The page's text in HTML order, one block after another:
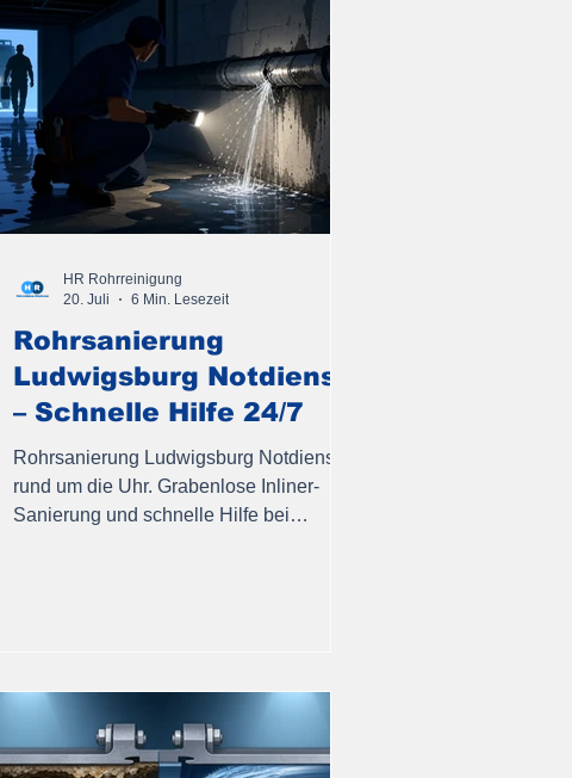
Rohrsanierung
Ludwigsburg Notdienst
– Schnelle Hilfe 24/7
Rohrsanierung Ludwigsburg Notdienst
rund um die Uhr. Grabenlose Inliner-
Sanierung und schnelle Hilfe bei
HR Rohrreinigung
20. Juli
6 Min. Lesezeit